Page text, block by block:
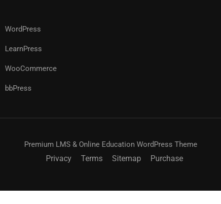
WordPress
LearnPress
WooCommerce
bbPress
Premium LMS & Online Education WordPress Theme
Privacy Terms Sitemap Purchase